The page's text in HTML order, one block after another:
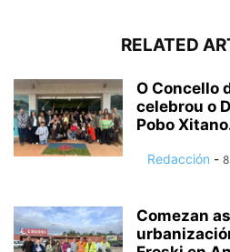
RELATED
O Concello
celebrou o
Pobo
Redacción -
Comezan